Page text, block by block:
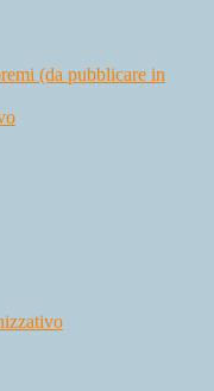
(da pubblicare in